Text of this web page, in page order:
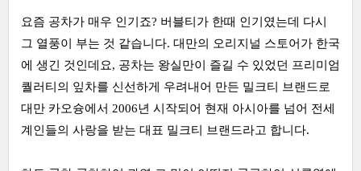
요즘 공차가 매우 인기죠? 버블티가 한때 인기였는데 다시
그 열풍이 부는 것 같습니다. 대만의 오리지널 스토어가 한국
에 생긴 것인데요, 공차는 왕실만이 즐길 수 있었던 프리미엄
퀄러티의 잎차를 신선하게 우려내어 만든 밀크티 브랜드로
대만 카오슝에서 2006년 시작되어 현재 아시아를 넘어 전세
계인들의 사랑을 받는 대표 밀크티 브랜드라고 합니다.